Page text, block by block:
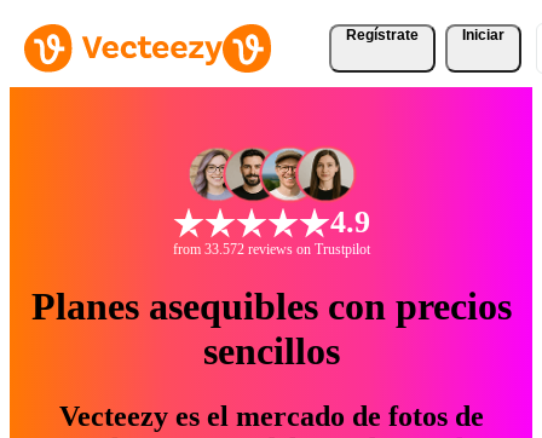
Regístrate Iniciar
4.9
from 33.572 reviews on Trustpilot
Planes asequibles con precios
sencillos
Vecteezy es el mercado de fotos de